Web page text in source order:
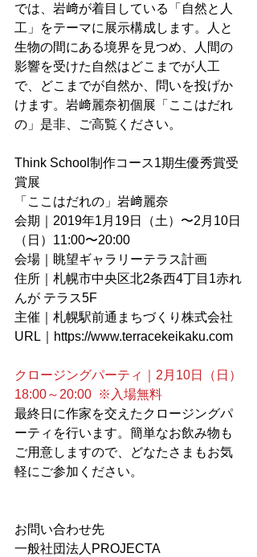
では、岩﨑が着目している「自然と人
工」をテーマに展示構成します。人と
生物の間にある境界を見つめ、人間の
影響を受けた自然はどこまでが人工
で、どこまでが自然か、問いを投げか
けます。岩﨑麗奈初個展「ここはだれ
の」是非、ご高覧ください。
Think School制作コース1期生優秀賞受
賞展
「ここはだれの」岩﨑麗奈
会期｜2019年1月19日（土）〜2月10日
（日）11:00〜20:00
会場｜眺望ギャラリーテラス計画
住所｜札幌市中央区北2条西4丁目1赤れ
んが テラス5F
主催｜札幌駅前通まちづくり株式会社
URL｜https://www.terracekeikaku.com
クロージングパーティ｜2月10日（日）
18:00～20:00  ※入場無料
最終日に作家を交えたクロージングパ
ーティを行います。簡単なお飲み物も
ご用意しますので、どなたさまもお気
軽にご参加ください。
お問い合わせ先
一般社団法人PROJECTA